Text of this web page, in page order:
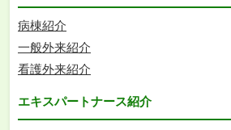
病棟紹介
一般外来紹介
看護外来紹介
エキスパートナース紹介